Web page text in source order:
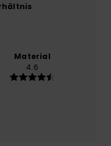
Material
4.6